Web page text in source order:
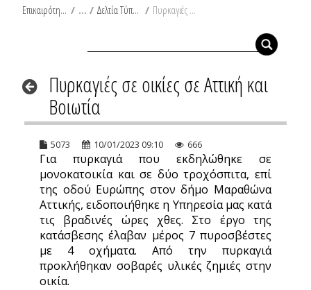
Επικαιρότητα / Δελτία Τύπου / Πυρκαγιές σε οικίες σε Αττική και Βοιωτία
Πυρκαγιές σε οικίες σε Αττική και
Βοιωτία
5073 10/01/2023 09:10 666
Για πυρκαγιά που εκδηλώθηκε σε
μονοκατοικία και σε δύο τροχόσπιτα, επί
της οδού Ευρώπης στον δήμο Μαραθώνα
Αττικής, ειδοποιήθηκε η Υπηρεσία μας κατά
τις βραδινές ώρες χθες. Στο έργο της
κατάσβεσης έλαβαν μέρος 7 πυροσβέστες
με 4 οχήματα. Από την πυρκαγιά
προκλήθηκαν σοβαρές υλικές ζημιές στην
οικία.